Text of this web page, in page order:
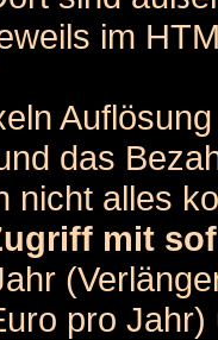
im
das
nicht alles
mit
pro